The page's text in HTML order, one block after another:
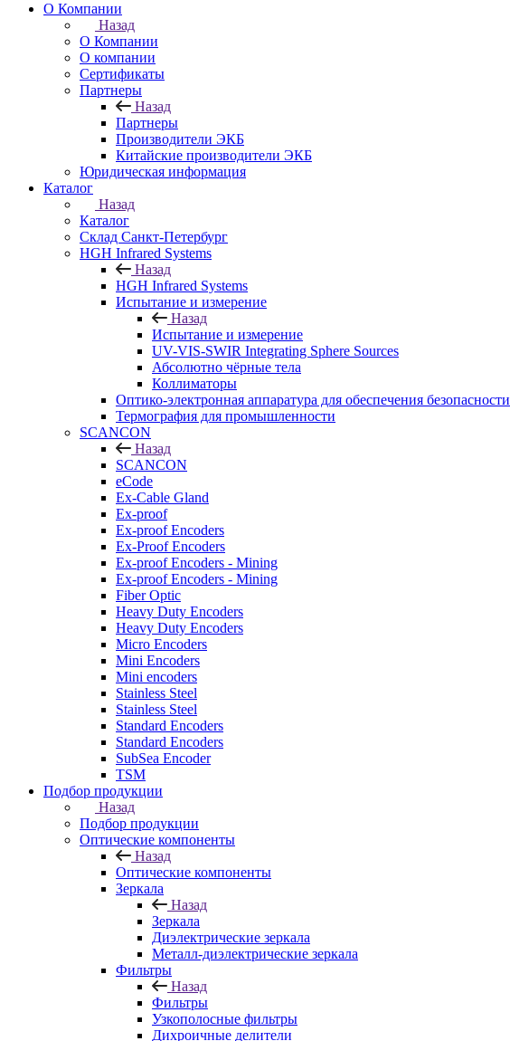
О Компании
Назад
О Компании
О компании
Сертификаты
Партнеры
Назад
Партнеры
Производители ЭКБ
Китайские производители ЭКБ
Юридическая информация
Каталог
Назад
Каталог
Cклад Санкт-Петербург
HGH Infrared Systems
Назад
HGH Infrared Systems
Испытание и измерение
Назад
Испытание и измерение
UV-VIS-SWIR Integrating Sphere Sources
Абсолютно чёрные тела
Коллиматоры
Оптико-электронная аппаратура для обеспечения безопасности
Термография для промышленности
SCANCON
Назад
SCANCON
eCode
Ex-Cable Gland
Ex-proof
Ex-proof Encoders
Ex-Proof Encoders
Ex-proof Encoders - Mining
Ex-proof Encoders - Mining
Fiber Optic
Heavy Duty Encoders
Heavy Duty Encoders
Micro Encoders
Mini Encoders
Mini encoders
Stainless Steel
Stainless Steel
Standard Encoders
Standard Encoders
SubSea Encoder
TSM
Подбор продукции
Назад
Подбор продукции
Оптические компоненты
Назад
Оптические компоненты
Зеркала
Назад
Зеркала
Диэлектрические зеркала
Металл-диэлектрические зеркала
Фильтры
Назад
Фильтры
Узкополосные фильтры
Дихроичные делители